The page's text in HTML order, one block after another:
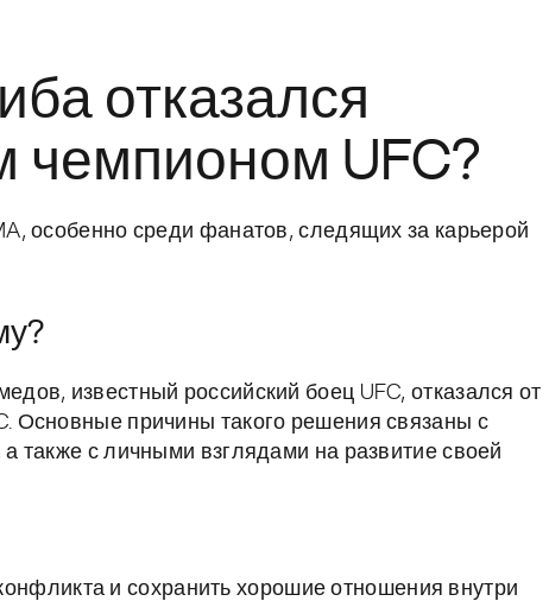
отказался
чемпионом UFC?
особенно среди фанатов, следящих за карьерой
известный российский боец UFC, отказался от
Основные причины такого решения связаны с
также с личными взглядами на развитие своей
и сохранить хорошие отношения внутри